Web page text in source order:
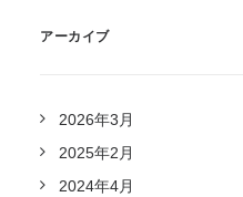
アーカイブ
2026年3月
2025年2月
2024年4月